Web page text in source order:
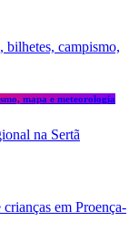
mapa e meteorologia